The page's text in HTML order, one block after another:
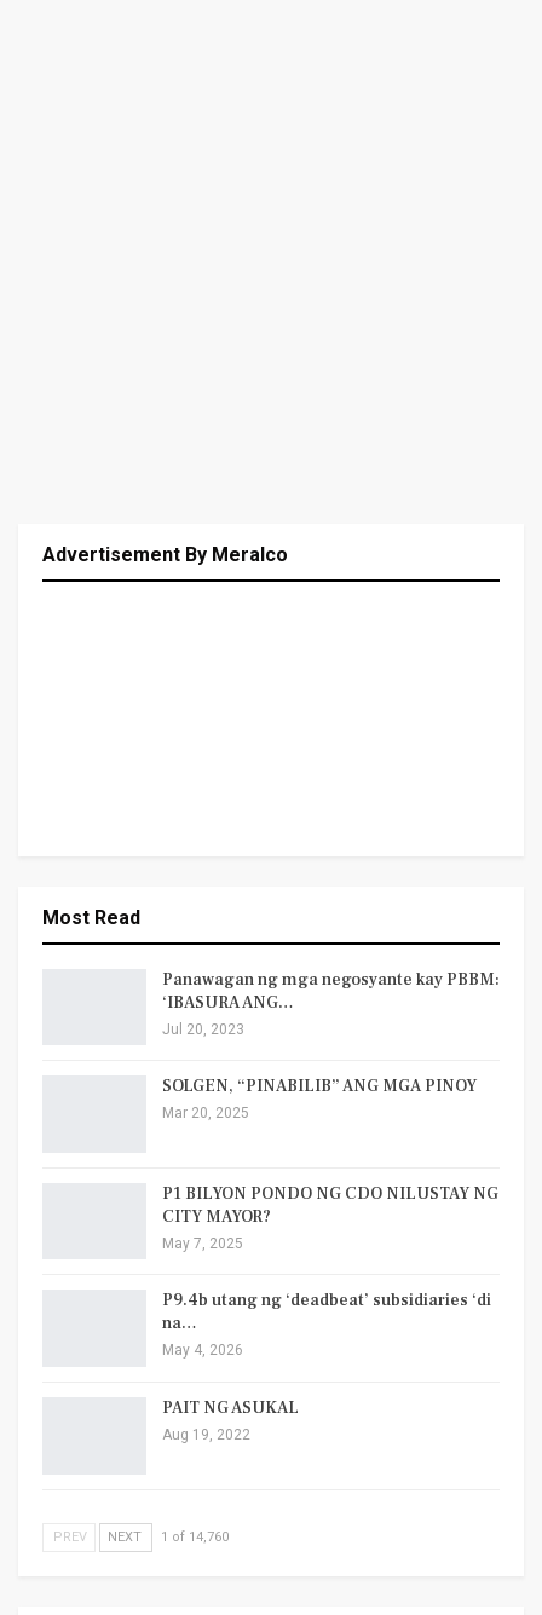
Advertisement By Meralco
Most Read
Panawagan ng mga negosyante kay PBBM:
‘IBASURA ANG…
Jul 20, 2023
SOLGEN, “PINABILIB” ANG MGA PINOY
Mar 20, 2025
P1 BILYON PONDO NG CDO NILUSTAY NG
CITY MAYOR?
May 7, 2025
P9.4b utang ng ‘deadbeat’ subsidiaries ‘di
na…
May 4, 2026
PAIT NG ASUKAL
Aug 19, 2022
PREV NEXT 1 of 14,760